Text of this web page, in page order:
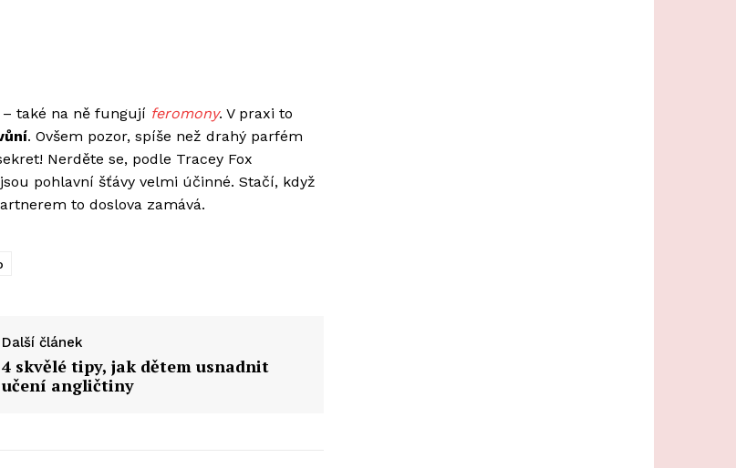
také na ně fungují feromony. V praxi to
. Ovšem pozor, spíše než drahý parfém
Nerděte se, podle Tracey Fox
pohlavní šťávy velmi účinné. Stačí, když
to doslova zamává.
Další článek
4 skvělé tipy, jak dětem usnadnit
učení angličtiny